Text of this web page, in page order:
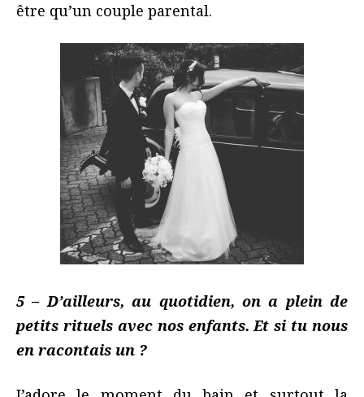
être qu’un couple parental.
5 – D’ailleurs, au quotidien, on a plein de
petits rituels avec nos enfants. Et si tu nous
en racontais un ?